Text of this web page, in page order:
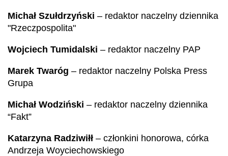
Michał Szułdrzyński – redaktor naczelny dziennika
"Rzeczpospolita"
Wojciech Tumidalski – redaktor naczelny PAP
Marek Twaróg – redaktor naczelny Polska Press
Grupa
Michał Wodziński – redaktor naczelny dziennika
“Fakt”
Katarzyna Radziwiłł – członkini honorowa, córka
Andrzeja Woyciechowskiego